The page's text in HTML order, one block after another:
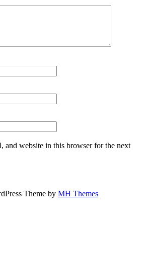
and website in this browser for the next
Theme by MH Themes